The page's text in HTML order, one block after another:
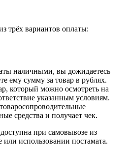
трёх вариантов оплаты:
наличными, вы дожидаетесь
ему сумму за товар в рублях.
который можно осмотреть на
указанным условиям.
средства и получает чек.
при самовывозе из
использовании постамата.